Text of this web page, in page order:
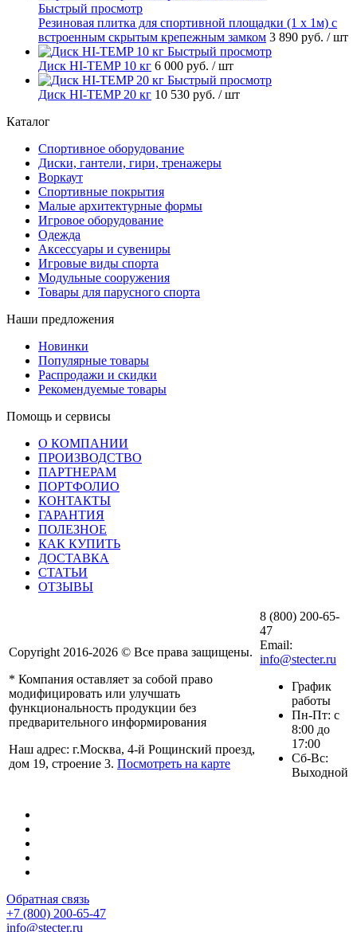
Быстрый просмотр
Резиновая плитка для спортивной площадки (1 х 1м) с
встроенным скрытым крепежным замком 3 890 руб. / шт
Быстрый просмотр
Диск HI-TEMP 10 кг 6 000 руб. / шт
Быстрый просмотр
Диск HI-TEMP 20 кг 10 530 руб. / шт
Каталог
Спортивное оборудование
Диски, гантели, гири, тренажеры
Воркаут
Спортивные покрытия
Малые архитектурные формы
Игровое оборудование
Одежда
Аксессуары и сувениры
Игровые виды спорта
Модульные сооружения
Товары для парусного спорта
Наши предложения
Новинки
Популярные товары
Распродажи и скидки
Рекомендуемые товары
Помощь и сервисы
О КОМПАНИИ
ПРОИЗВОДСТВО
ПАРТНЕРАМ
ПОРТФОЛИО
КОНТАКТЫ
ГАРАНТИЯ
ПОЛЕЗНОЕ
КАК КУПИТЬ
ДОСТАВКА
СТАТЬИ
ОТЗЫВЫ
Copyright 2016-2026 © Все права защищены.
* Компания оставляет за собой право
модифицировать или улучшать
функциональность продукции без
предварительного информирования
Наш адрес: г.Москва, 4-й Рощинский проезд,
дом 19, строение 3. Посмотреть на карте
8 (800) 200-65-
47
Email:
info@stecter.ru
График
работы
Пн-Пт: с
8:00 до
17:00
Сб-Вс:
Выходной
Обратная связь
+7 (800) 200-65-47
info@stecter.ru